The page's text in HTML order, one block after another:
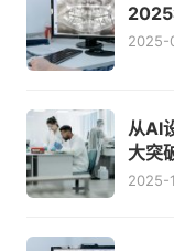
2025
2025-
从AI
大突
2025-